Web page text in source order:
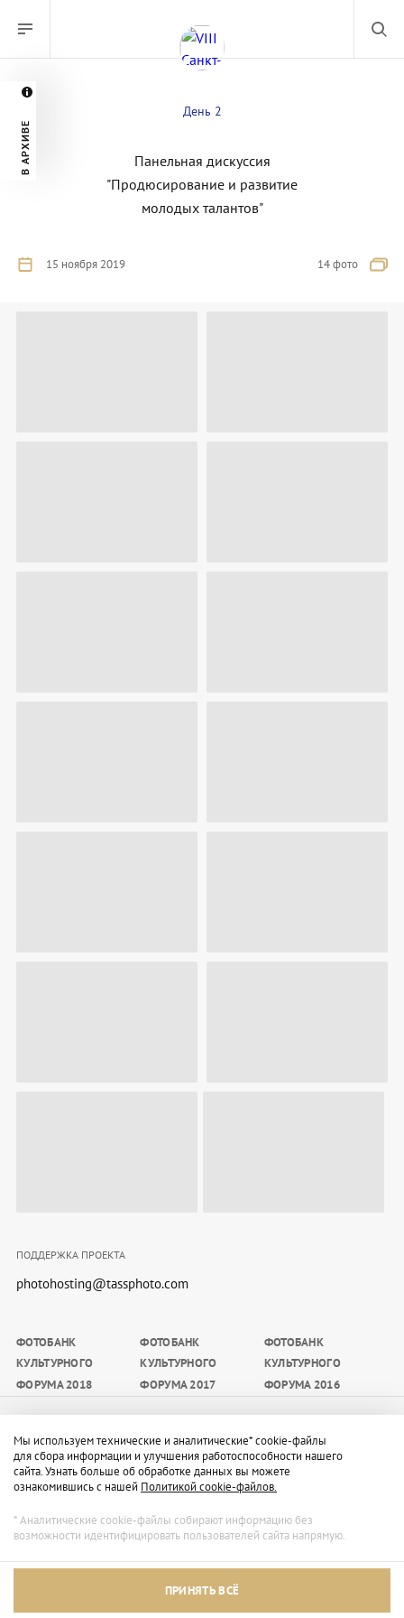
В АРХИВЕ
Архивный режим
Мы используем технические и аналитические* cookie-файлы
для сбора информации и улучшения работоспособности нашего
сайта. Узнать больше об обработке данных вы можете
ознакомившись с нашей Политикой cookie-файлов.
* Аналитические cookie-файлы собирают информацию без
возможности идентифицировать пользователей сайта напрямую.
ПРИНЯТЬ ВСЁ
День 2
Панельная дискуссия
"Продюсирование и развитие
молодых талантов"
15 ноября 2019 14 фото
участникам мероприятия, а также средствам массовой
информации в целях освещения мероприятия
(редакционных целях) в период его проведения с
обязательным указанием имени автора и источника в
следующем порядке: Пресс-служба Санкт-
Петербургского международного культурного
Правила обработки персональных данных
ПОДДЕРЖКА ПРОЕКТА
photohosting@tassphoto.com
ФОТОБАНК
КУЛЬТУРНОГО
ФОРУМА 2018
ФОТОБАНК
КУЛЬТУРНОГО
ФОРУМА 2017
ФОТОБАНК
КУЛЬТУРНОГО
ФОРУМА 2016